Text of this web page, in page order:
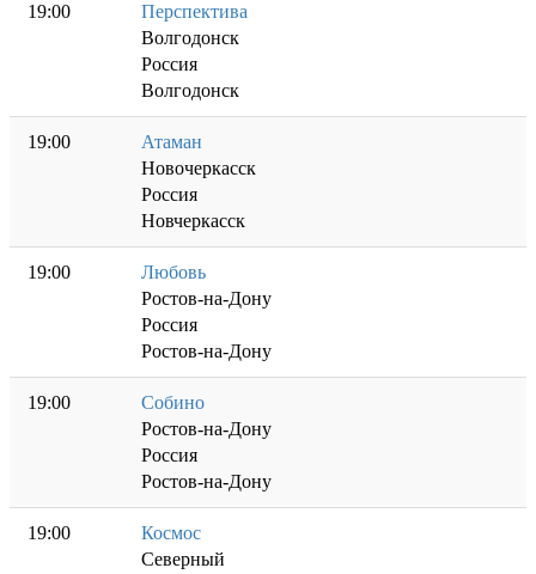
19:00
Перспектива
Волгодонск
Россия
Волгодонск
19:00
Атаман
Новочеркасск
Россия
Новчеркасск
19:00
Любовь
Ростов-на-Дону
Россия
Ростов-на-Дону
19:00
Собино
Ростов-на-Дону
Россия
Ростов-на-Дону
19:00
Космос
Северный